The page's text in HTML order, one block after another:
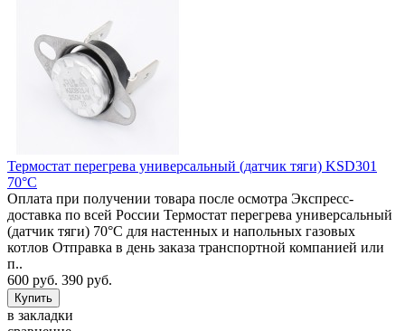
Термостат перегрева универсальный (датчик тяги) KSD301
70°C
Оплата при получении товара после осмотра Экспресс-
доставка по всей России Термостат перегрева универсальный
(датчик тяги) 70°C для настенных и напольных газовых
котлов Отправка в день заказа транспортной компанией или
п..
600 руб. 390 руб.
в закладки